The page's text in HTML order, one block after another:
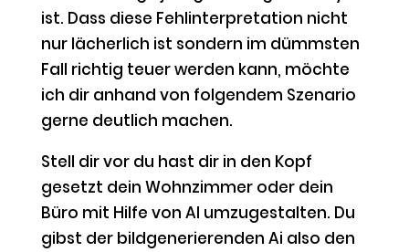
ist. Dass diese Fehlinterpretation nicht
nur lächerlich ist sondern im dümmsten
Fall richtig teuer werden kann, möchte
ich dir anhand von folgendem Szenario
gerne deutlich machen.
Stell dir vor du hast dir in den Kopf
gesetzt dein Wohnzimmer oder dein
Büro mit Hilfe von AI umzugestalten. Du
gibst der bildgenerierenden Ai also den